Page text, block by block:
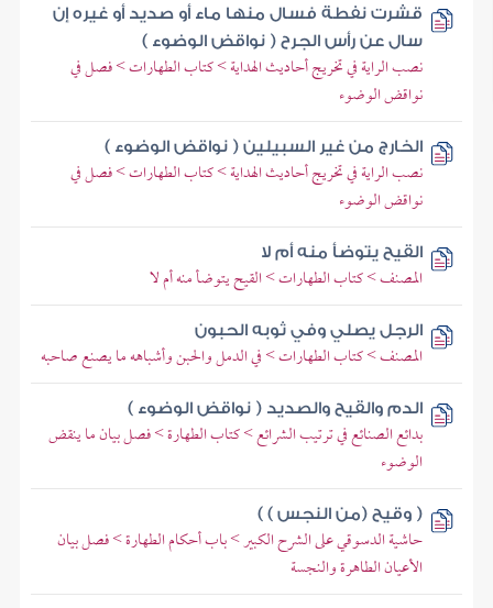
قشرت نفطة فسال منها ماء أو صديد أو غيره إن
سال عن رأس الجرح ( نواقض الوضوء )
نصب الراية في تخريج أحاديث الهداية > كتاب الطهارات > فصل في
نواقض الوضوء
الخارج من غير السبيلين ( نواقض الوضوء )
نصب الراية في تخريج أحاديث الهداية > كتاب الطهارات > فصل في
نواقض الوضوء
القيح يتوضأ منه أم لا
المصنف > كتاب الطهارات > القيح يتوضأ منه أم لا
الرجل يصلي وفي ثوبه الحبون
المصنف > كتاب الطهارات > في الدمل والحبن وأشباهه ما يصنع صاحبه
الدم والقيح والصديد ( نواقض الوضوء )
بدائع الصنائع في ترتيب الشرائع > كتاب الطهارة > فصل بيان ما ينقض
الوضوء
( وقيح (من النجس ) )
حاشية الدسوقي على الشرح الكبير > باب أحكام الطهارة > فصل بيان
الأعيان الطاهرة والنجسة